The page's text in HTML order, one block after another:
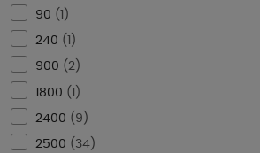
90 ( )
240 ( )
900 ( 2)
1800 (1 )
2400 ( 9 )
2500 ( 34)